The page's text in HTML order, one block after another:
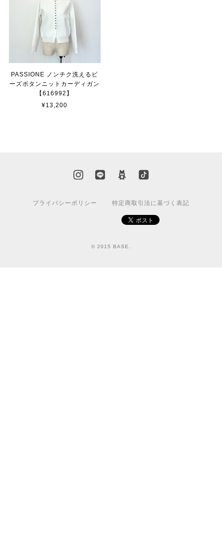
PASSIONE ノンチク洗えるビ
ーズボタンニットカーディガン
【616992】
¥13,200
プライバシーポリシー 特定商取引法に基づく表記
© 2015 BASE.